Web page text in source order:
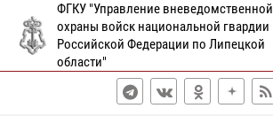
ФГКУ "Управление вневедомственной
охраны войск национальной гвардии
Российской Федерации по Липецкой
области"